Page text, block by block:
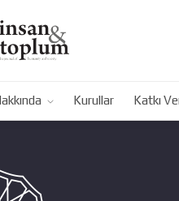
Kurullar Katkı